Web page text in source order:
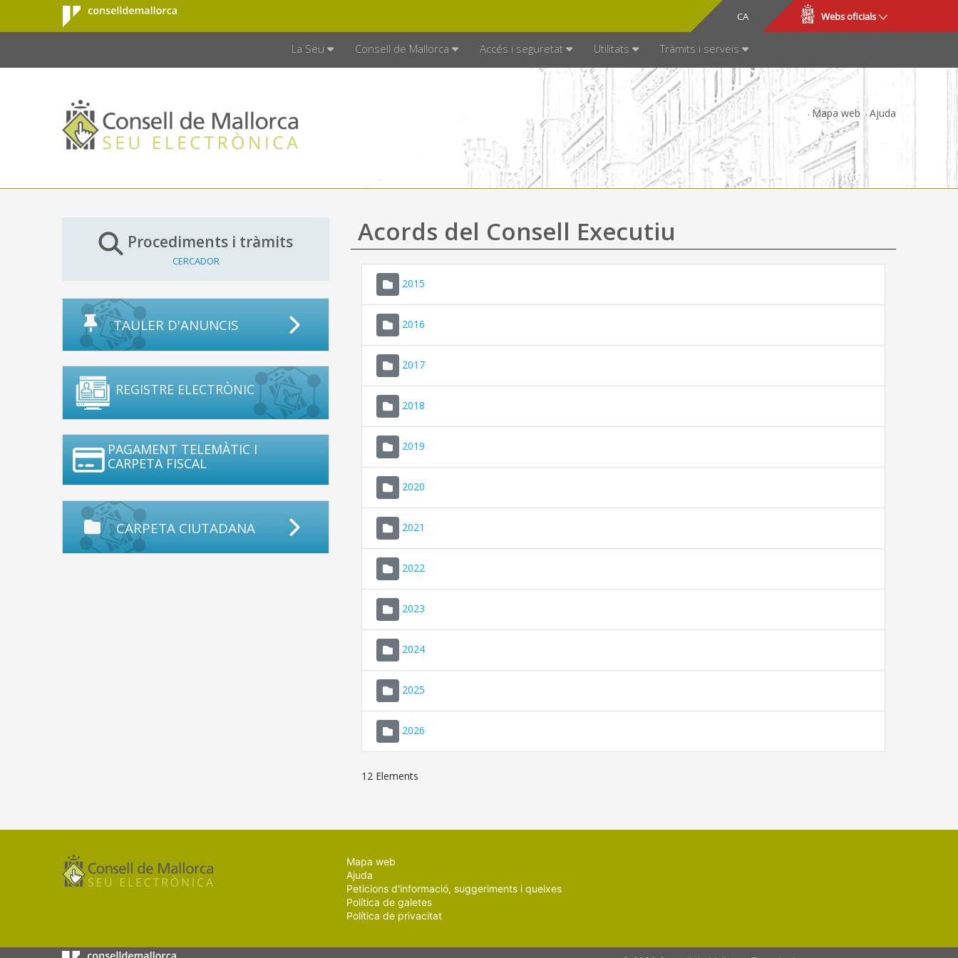
Salta al contingut principal
Consell de
Mallorca
CA
ES Webs oficials
La Seu Consell de Mallorca Accés i seguretat Utilitats Tràmits i serveis
Mapa web Ajuda
Procediments i tràmits
CERCADOR
TAULER D'ANUNCIS
REGISTRE ELECTRÒNIC
PAGAMENT TELEMÀTIC I
CARPETA FISCAL
CARPETA CIUTADANA
Acords del Consell Executiu
2015
2016
2017
2018
2019
2020
2021
2022
2023
2024
2025
2026
12 Elements
Mapa web
Ajuda
Peticions d'informació, suggeriments i queixes
Política de galetes
Política de privacitat